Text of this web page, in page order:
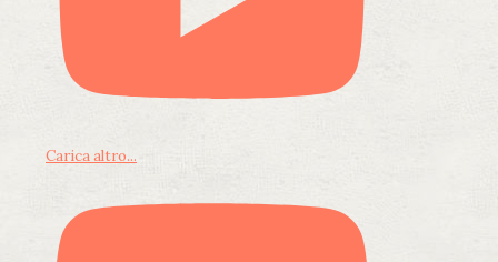
Carica altro...